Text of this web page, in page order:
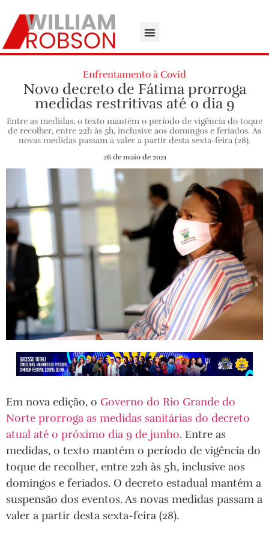
Enfrentamento à Covid
Novo decreto de Fátima prorroga
medidas restritivas até o dia 9
Entre as medidas, o texto mantém o período de vigência do toque
de recolher, entre 22h às 5h, inclusive aos domingos e feriados. As
novas medidas passam a valer a partir desta sexta-feira (28).
26 de maio de 2021
Em nova edição, o Governo do Rio Grande do
Norte prorroga as medidas sanitárias do decreto
atual até o próximo dia 9 de junho. Entre as
medidas, o texto mantém o período de vigência do
toque de recolher, entre 22h às 5h, inclusive aos
domingos e feriados. O decreto estadual mantém a
suspensão dos eventos. As novas medidas passam a
valer a partir desta sexta-feira (28).